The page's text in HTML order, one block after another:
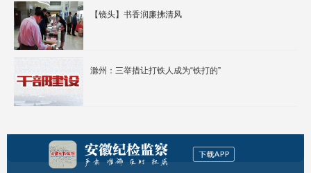
【镜头】书香润廉拂清风
滁州：三举措让打铁人成为“铁打的”